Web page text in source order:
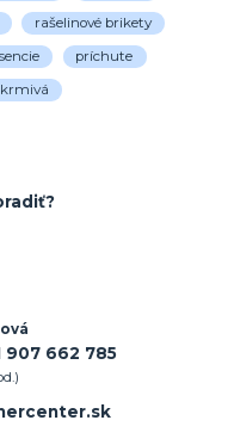
rašelinové brikety
príchute
krmivá
907 662 785